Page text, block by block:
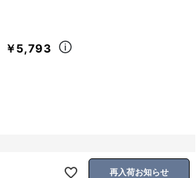
￥5,793
再入荷お知らせ